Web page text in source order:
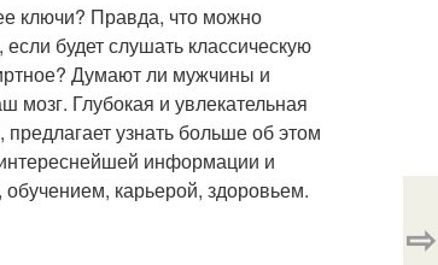
ключи? Правда, что можно
будет слушать классическую
Думают ли мужчины и
Глубокая и увлекательная
узнать больше об этом
информации и
карьерой, здоровьем.
⇨